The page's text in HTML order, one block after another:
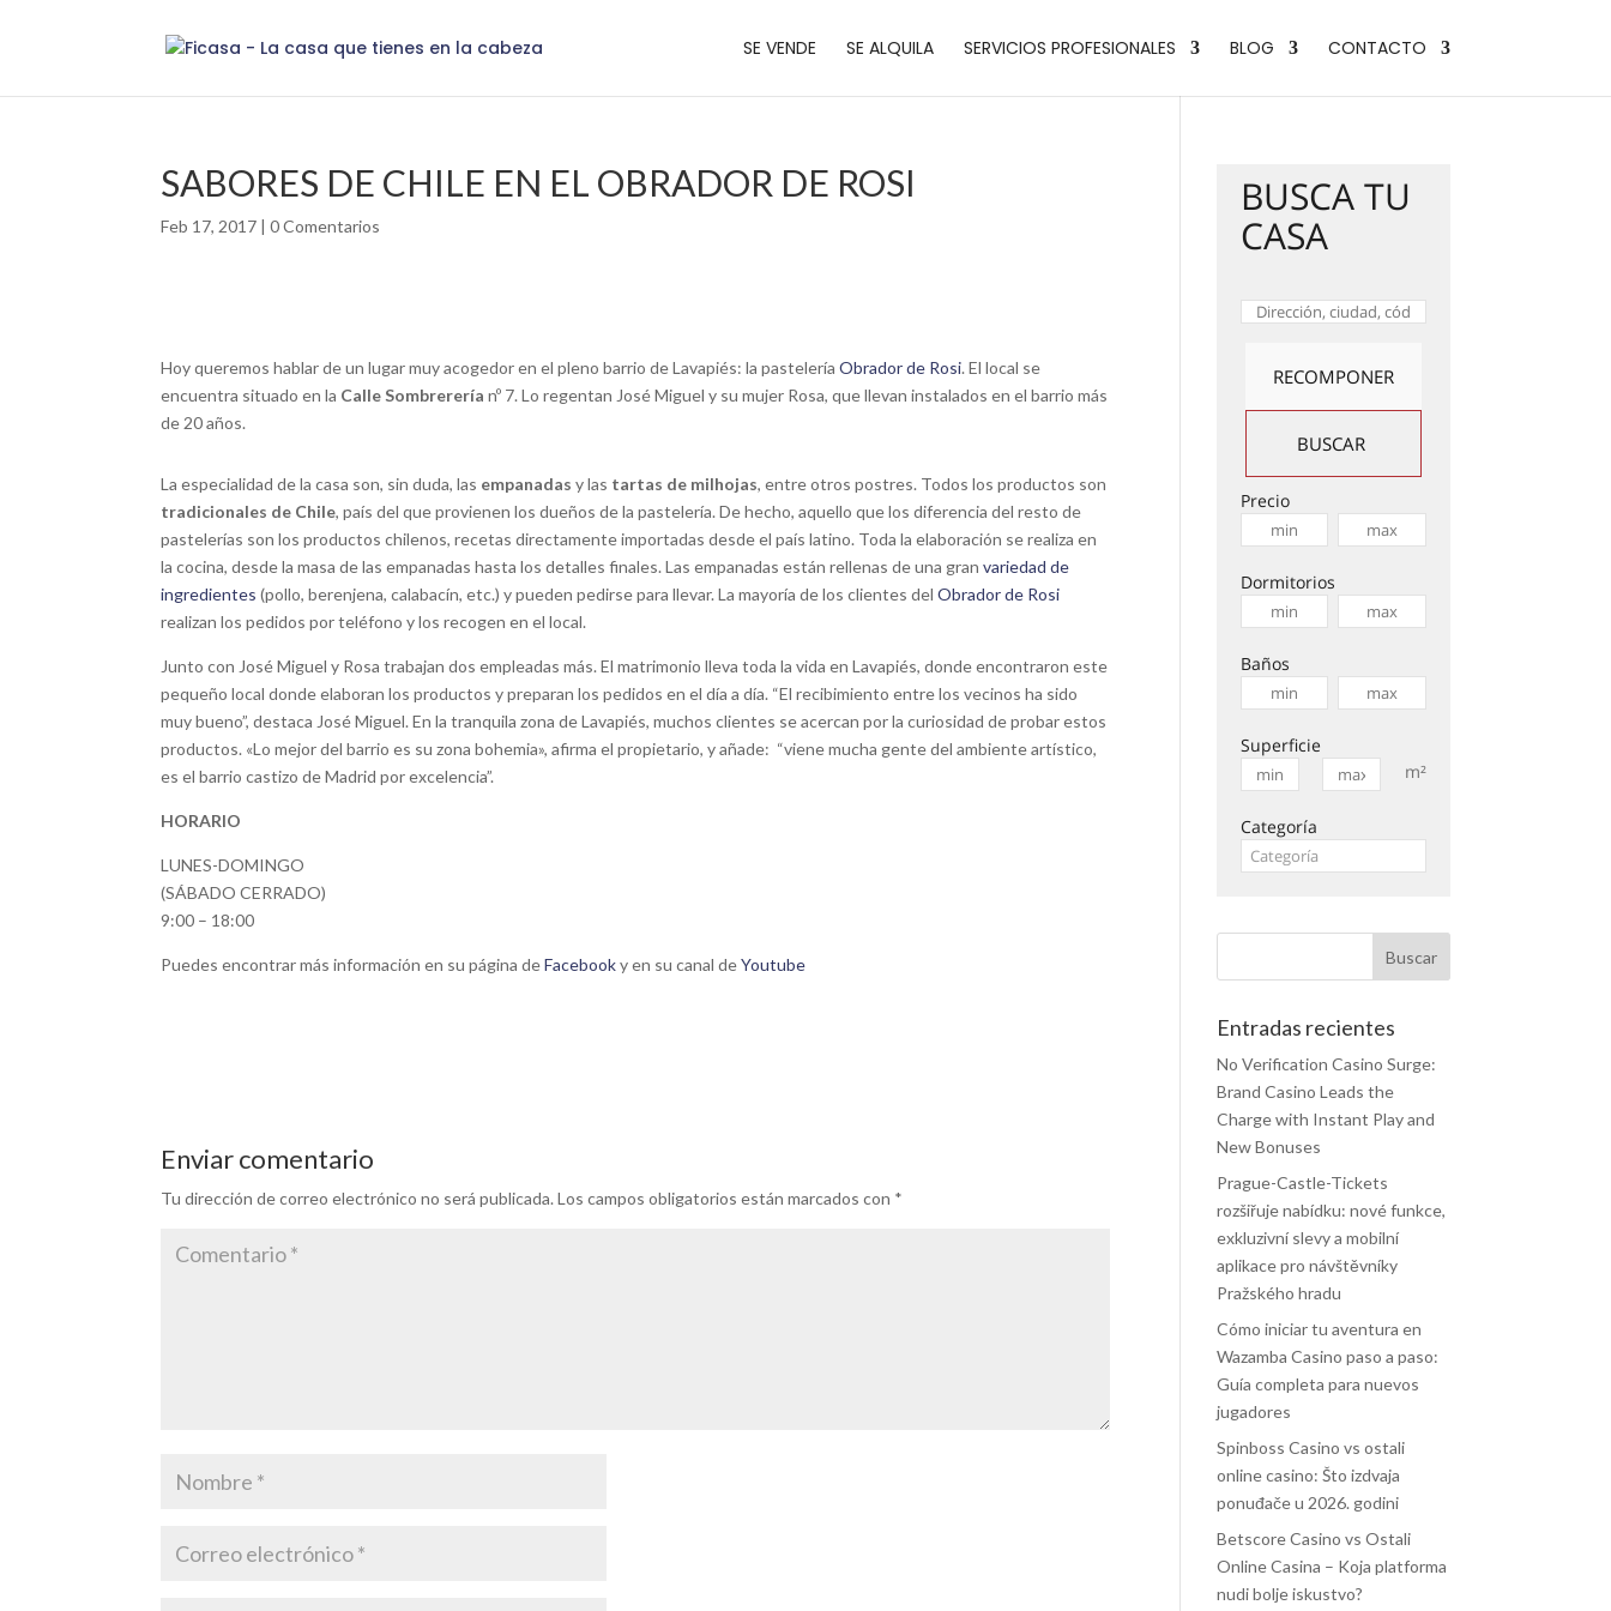
SE VENDE SE ALQUILA SERVICIOS PROFESIONALES BLOG CONTACTO
SABORES DE CHILE EN EL OBRADOR DE ROSI
Feb 17, 2017 |0 Comentarios
Hoy queremos hablar de un lugar muy acogedor en el pleno barrio de Lavapiés: la pasteleríaObrador de Rosi. El local se
encuentra situado en la Calle Sombrerería nº 7. Lo regentan José Miguel y su mujer Rosa, que llevan instalados en el barrio más
de 20 años.
La especialidad de la casa son, sin duda, las empanadas y las tartas de milhojas, entre otros postres. Todos los productos son
tradicionales de Chile, país del que provienen los dueños de la pastelería. De hecho, aquello que los diferencia del resto de
pastelerías son los productos chilenos, recetas directamente importadas desde el país latino. Toda la elaboración se realiza en
la cocina, desde la masa de las empanadas hasta los detalles finales. Las empanadas están rellenas de una granvariedad de
ingredientes (pollo, berenjena, calabacín, etc.) y pueden pedirse para llevar. La mayoría de los clientes delObrador de Rosi
realizan los pedidos por teléfono y los recogen en el local.
Junto con José Miguel y Rosa trabajan dos empleadas más. El matrimonio lleva toda la vida en Lavapiés, donde encontraron este
pequeño local donde elaboran los productos y preparan los pedidos en el día a día. “El recibimiento entre los vecinos ha sido
muy bueno”, destaca José Miguel. En la tranquila zona de Lavapiés, muchos clientes se acercan por la curiosidad de probar estos
productos. «Lo mejor del barrio es su zona bohemia», afirma el propietario, y añade: “viene mucha gente del ambiente artístico,
es el barrio castizo de Madrid por excelencia”.
HORARIO
LUNES-DOMINGO
(SÁBADO CERRADO)
9:00 – 18:00
Puedes encontrar más información en su página deFacebooky en su canal deYoutube
Enviar comentario
Tu dirección de correo electrónico no será publicada. Los campos obligatorios están marcados con *
BUSCA TU
CASA
Precio
Dormitorios
Baños
Superficie
m²
Categoría
Entradas recientes
No Verification Casino Surge:
Brand Casino Leads the
Charge with Instant Play and
New Bonuses
Prague-Castle-Tickets
rozšiřuje nabídku: nové funkce,
exkluzivní slevy a mobilní
aplikace pro návštěvníky
Pražského hradu
Cómo iniciar tu aventura en
Wazamba Casino paso a paso:
Guía completa para nuevos
jugadores
Spinboss Casino vs ostali
online casino: Što izdvaja
ponuđače u 2026. godini
Betscore Casino vs Ostali
Online Casina – Koja platforma
nudi bolje iskustvo?